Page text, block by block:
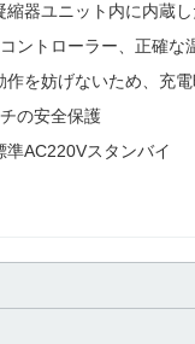
縮器ユニット内に内蔵
ントローラー、正確
を妨げないため、充
の安全保護
AC220Vスタンバイ